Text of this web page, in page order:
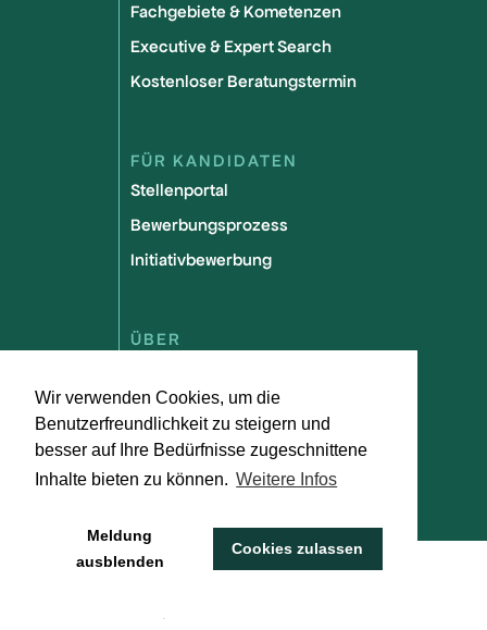
Wir verwenden Cookies, um die
Benutzerfreundlichkeit zu steigern und
besser auf Ihre Bedürfnisse zugeschnittene
Inhalte bieten zu können. Weitere Infos
Meldung
ausblenden
Cookies zulassen
Fachgebiete & Kometenzen
Executive & Expert Search
Kostenloser Beratungstermin
FÜR KANDIDATEN
Stellenportal
Bewerbungsprozess
Initiativbewerbung
ÜBER
Partner werden
Mission und Vision
FAQs